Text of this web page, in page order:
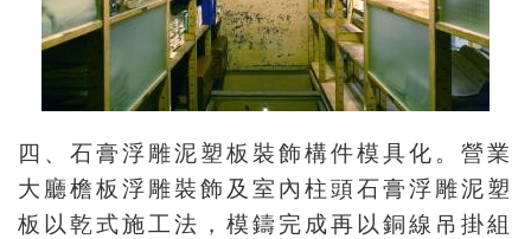
四、石膏浮雕泥塑板裝飾構件模具化。營業
大廳檐板浮雕裝飾及室內柱頭石膏浮雕泥塑
板以乾式施工法，模鑄完成再以銅線吊掛組